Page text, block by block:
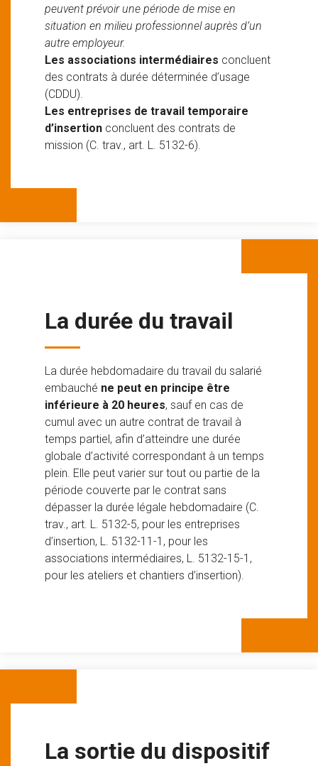
peuvent prévoir une période de mise en
situation en milieu professionnel auprès d’un
autre employeur.
Les associations intermédiaires concluent
des contrats à durée déterminée d’usage
(CDDU).
Les entreprises de travail temporaire
d’insertion concluent des contrats de
mission (C. trav., art. L. 5132-6).
La durée du travail
La durée hebdomadaire du travail du salarié
embauché ne peut en principe être
inférieure à 20 heures, sauf en cas de
cumul avec un autre contrat de travail à
temps partiel, afin d’atteindre une durée
globale d’activité correspondant à un temps
plein. Elle peut varier sur tout ou partie de la
période couverte par le contrat sans
dépasser la durée légale hebdomadaire (C.
trav., art. L. 5132-5, pour les entreprises
d’insertion, L. 5132-11-1, pour les
associations intermédiaires, L. 5132-15-1,
pour les ateliers et chantiers d’insertion).
La sortie du dispositif